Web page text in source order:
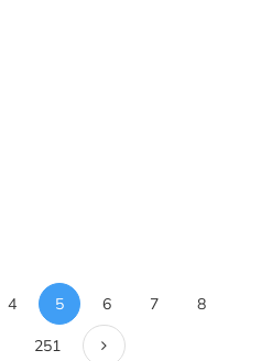
4 5 6 7 8
251 Suivant